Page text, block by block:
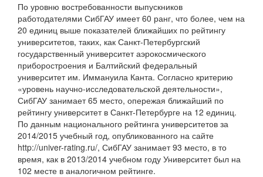
По уровню востребованности выпускников
работодателями СибГАУ имеет 60 ранг, что более, чем на
20 единиц выше показателей ближайших по рейтингу
университетов, таких, как Санкт-Петербургский
государственный университет аэрокосмического
приборостроения и Балтийский федеральный
университет им. Иммануила Канта. Согласно критерию
«уровень научно-исследовательской деятельности»,
СибГАУ занимает 65 место, опережая ближайший по
рейтингу университет в Санкт-Петербурге на 12 единиц.
По данным национального рейтинга университетов за
2014/2015 учебный год, опубликованного на сайте
http://univer-rating.ru/, СибГАУ занимает 93 место, в то
время, как в 2013/2014 учебном году Университет был на
102 месте в аналогичном рейтинге.